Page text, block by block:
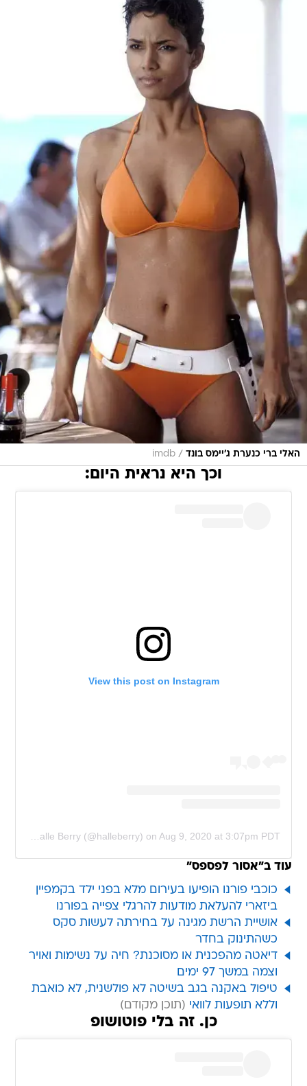
האלי ברי כנערת ג'יימס בונד /
imdb
וכך היא נראית היום:
View this post on Instagram
A post shared by Halle Berry (@halleberry) on Aug 9, 2020 at 3:07pm PDT
עוד ב"אסור לפספס"
כוכבי פורנו הופיעו בעירום מלא בפני ילד בקמפיין
ביזארי להעלאת מודעות להרגלי צפייה בפורנו
אושיית הרשת מגינה על בחירתה לעשות סקס
כשהתינוק בחדר
דיאטה מהפכנית או מסוכנת? חיה על נשימות ואויר
וצמה במשך 97 ימים
טיפול באקנה בגב בשיטה לא פולשנית, לא כואבת
וללא תופעות לוואי
כן. זה בלי פוטושופ